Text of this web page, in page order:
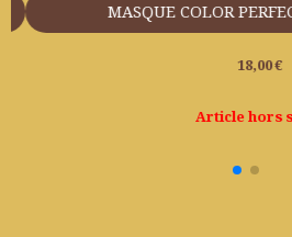
ELIXIR DE BEAUTÉ SWEO